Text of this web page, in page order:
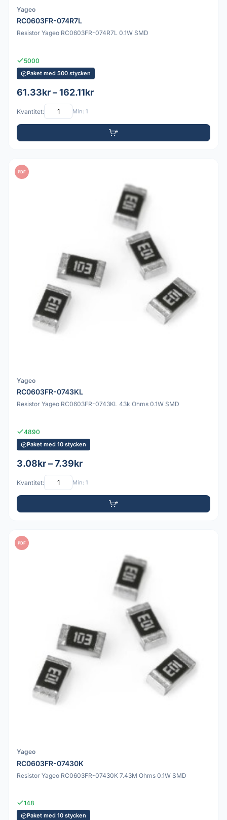
Yageo
RC0603FR-074R7L
Resistor Yageo RC0603FR-074R7L 0.1W SMD
5000
Paket med 500 stycken
61.33kr – 162.11kr
Kvantitet: Min: 1
PDF
Yageo
RC0603FR-0743KL
Resistor Yageo RC0603FR-0743KL 43k Ohms 0.1W SMD
4890
Paket med 10 stycken
3.08kr – 7.39kr
Kvantitet: Min: 1
PDF
Yageo
RC0603FR-07430K
Resistor Yageo RC0603FR-07430K 7.43M Ohms 0.1W SMD
148
Paket med 10 stycken